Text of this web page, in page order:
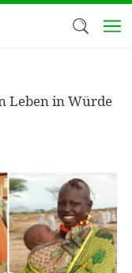
Leben in Würde
Wir
nutzen
Cookies zu